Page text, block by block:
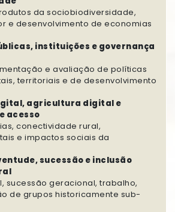
da sociobiodiversidade,
e desenvolvimento de economias
instituições e governança
e avaliação de políticas
territoriais e de desenvolvimento
agricultura digital e
acesso
conectividade rural,
e impactos sociais da
sucessão e inclusão
sucessão geracional, trabalho,
de grupos historicamente sub-